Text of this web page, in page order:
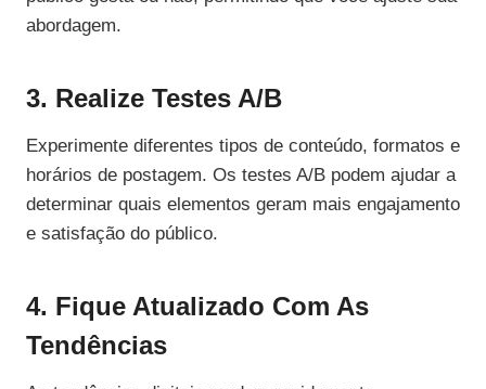
abordagem.
3. Realize Testes A/B
Experimente diferentes tipos de conteúdo, formatos e
horários de postagem. Os testes A/B podem ajudar a
determinar quais elementos geram mais engajamento
e satisfação do público.
4. Fique Atualizado Com As
Tendências